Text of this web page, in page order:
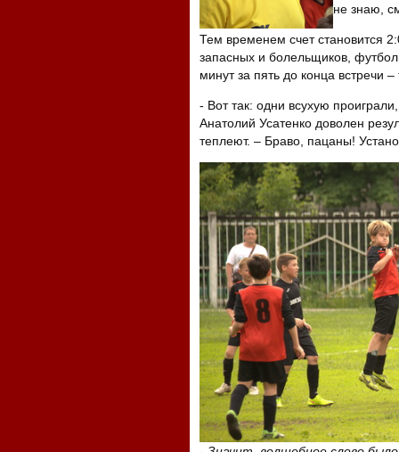
не знаю,
Тем временем счет становится
запасных и болельщиков,
минут за пять до конца встречи
- Вот так: одни всухую
Анатолий Усатенко доволен
теплеют. – Браво, пацаны!